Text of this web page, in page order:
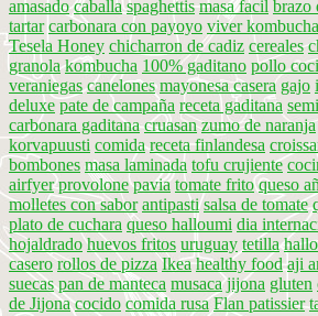
amasado caballa spaghettis masa facil brazo
tartar carbonara con payoyo viver kombucha
Tesela Honey chicharron de cadiz cereales
granola kombucha 100% gaditano pollo
veraniegas canelones mayonesa casera gajo
deluxe pate de campaña receta gaditana
carbonara gaditana cruasan zumo de naranja
korvapuusti comida receta finlandesa
bombones masa laminada tofu crujiente
airfyer provolone pavia tomate frito queso
molletes con sabor antipasti salsa de tomate
plato de cuchara queso halloumi dia
hojaldrado huevos fritos uruguay tetilla
casero rollos de pizza Ikea healthy food aji
suecas pan de manteca musaca jijona gluten
de Jijona cocido comida rusa Flan patissier